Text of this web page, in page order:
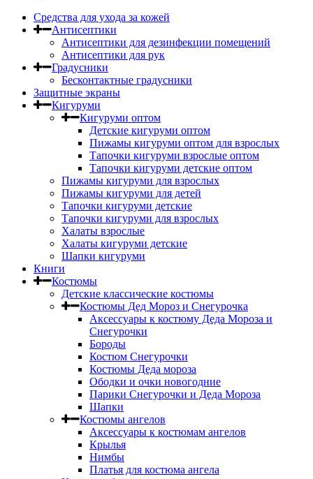
Средства для ухода за кожей
Антисептики
Антисептики для дезинфекции помещений
Антисептики для рук
Градусники
Бесконтактные градусники
Защитные экраны
Кигуруми
Кигуруми оптом
Детские кигуруми оптом
Пижамы кигуруми оптом для взрослых
Тапочки кигуруми взрослые оптом
Тапочки кигуруми детские оптом
Пижамы кигуруми для взрослых
Пижамы кигуруми для детей
Тапочки кигуруми детские
Тапочки кигуруми для взрослых
Халаты взрослые
Халаты кигуруми детские
Шапки кигуруми
Книги
Костюмы
Детские классические костюмы
Костюмы Дед Мороз и Снегурочка
Аксессуары к костюму Деда Мороза и
Снегурочки
Бороды
Костюм Снегурочки
Костюмы Деда мороза
Ободки и очки новогодние
Парики Снегурочки и Деда Мороза
Шапки
Костюмы ангелов
Аксессуары к костюмам ангелов
Крылья
Нимбы
Платья для костюма ангела